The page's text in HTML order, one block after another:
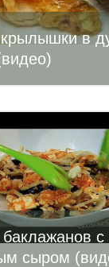
в
сыром